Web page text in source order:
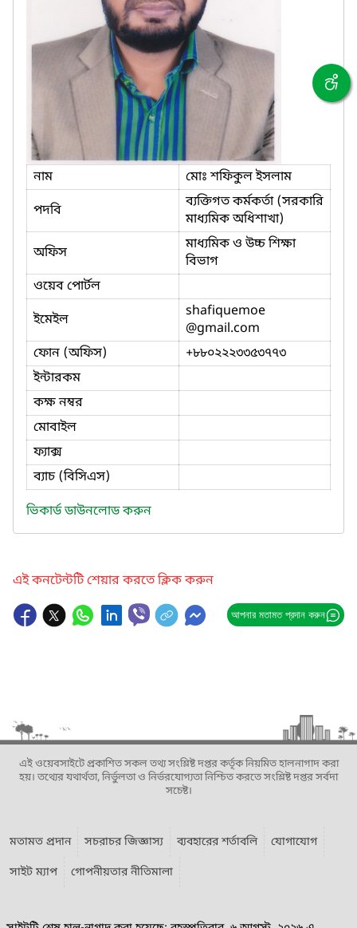
নাম
মোঃ শফিকুল ইসলাম
পদবি
ব্যক্তিগত কর্মকর্তা (সরকারি
মাধ্যমিক অধিশাখা)
অফিস
মাধ্যমিক ও উচ্চ শিক্ষা
বিভাগ
ওয়েব পোর্টল
ইমেইল
shafiquemoe
@gmail.com
ফোন (অফিস)
+৮৮০২২২৩৩৫৩৭৭৩
ইন্টারকম
কক্ষ নম্বর
মোবাইল
ফ্যাক্স
ব্যাচ (বিসিএস)
ভিকার্ড ডাউনলোড করুন
এই কনটেন্টটি শেয়ার করতে ক্লিক করুন
আপনার মতামত প্রদান করুন
এই ওয়েবসাইটে প্রকাশিত সকল তথ্য সংশ্লিষ্ট দপ্তর কর্তৃক নিয়মিত হালনাগাদ করা
হয়। তথ্যের যথার্থতা, নির্ভুলতা ও নির্ভরযোগ্যতা নিশ্চিত করতে সংশ্লিষ্ট দপ্তর সর্বদা
সচেষ্ট।
মতামত প্রদান সচরাচর জিজ্ঞাস্য ব্যবহারের শর্তাবলি
যোগাযোগ
সাইট ম্যাপ
গোপনীয়তার নীতিমালা